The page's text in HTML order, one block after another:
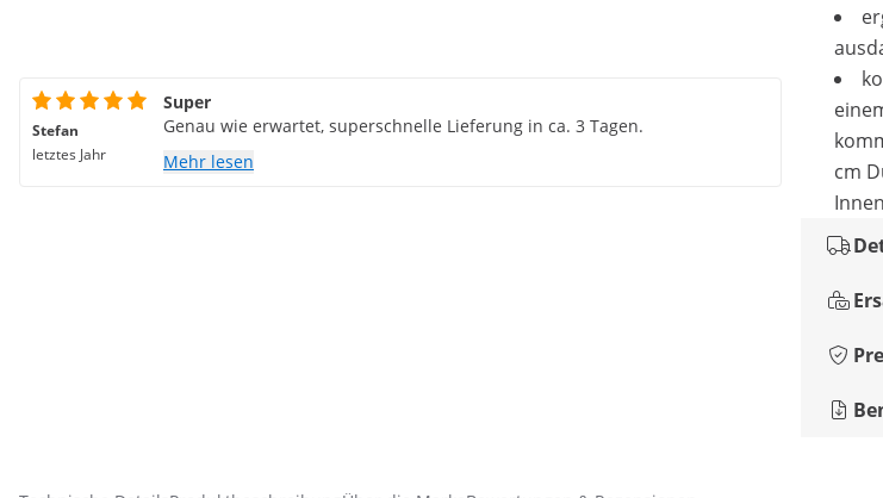
cm
Stefan
letztes Jahr
Super
Genau wie erwartet, superschnelle Lieferung in ca. 3 Tagen.
Mehr lesen